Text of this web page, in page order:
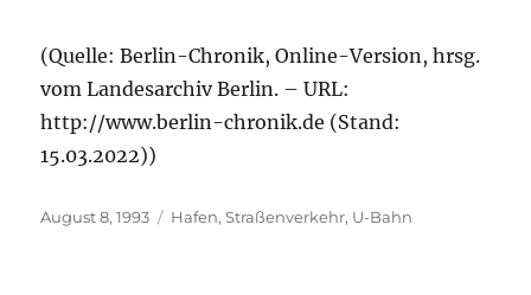
(Quelle: Berlin-Chronik, Online-Version, hrsg.
vom Landesarchiv Berlin. – URL:
http://www.berlin-chronik.de (Stand:
15.03.2022))
Veröffentlicht
August 8, 1993 Kategorien
Hafen,Straßenverkehr, U-Bahn